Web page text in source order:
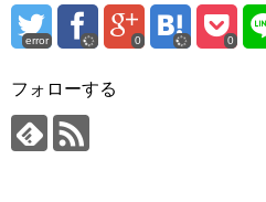
error 0 0
フォローする